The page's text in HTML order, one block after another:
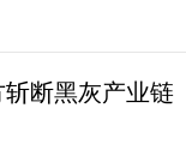
断黑灰产业链